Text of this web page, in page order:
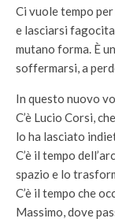
Ci vuole tempo
e lasciarsi
mutano forma. È
soffermarsi, a
In questo nuovo
C’è Lucio Corsi,
lo ha lasciato
C’è il tempo
spazio e lo
C’è il tempo che
Massimo, dove